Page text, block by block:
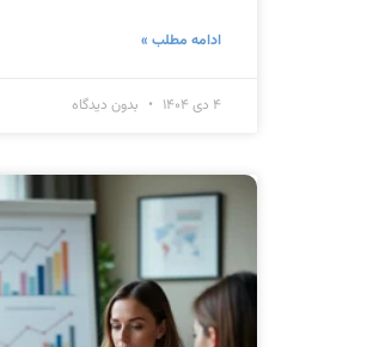
ادامه مطلب »
۴ دی ۱۴۰۴ بدون دیدگاه